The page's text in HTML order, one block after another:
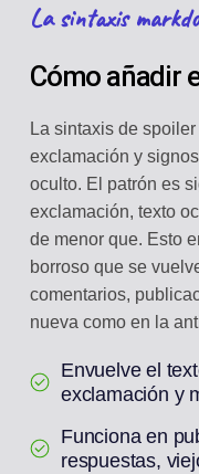
La sintaxis
Cómo añadir
La sintaxis de
exclamación y
oculto. El patrón es
exclamación, texto
de menor que. Esto
borroso que se
comentarios,
nueva como en la
Envuelve el
exclamación y
Funciona en
respuestas,